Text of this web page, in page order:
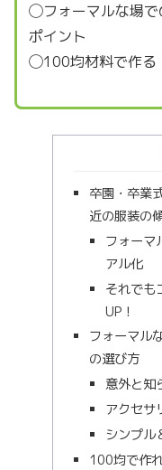
◯フォーマルな場で
ポイント
◯100均材料で作る
卒園・卒業
近の服装の
フォーマ
アル化
それでも
UP！
フォーマル
の選び方
意外と知
アクセサ
シンプル
100均で作